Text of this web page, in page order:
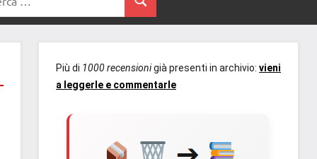
I
Libri
Recensioni,
anteprime,
Cerca
Più di 1000 recensionigià presenti in archivio: vieni
a leggerle e commentarle